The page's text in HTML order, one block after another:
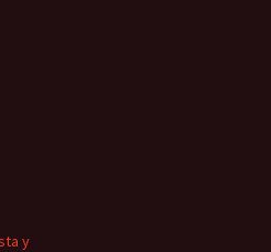
y